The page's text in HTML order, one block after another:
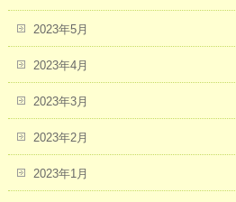
2023年5月
2023年4月
2023年3月
2023年2月
2023年1月